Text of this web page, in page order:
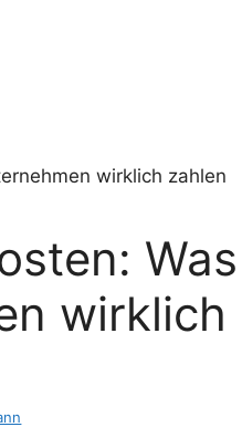
Was
wirklich